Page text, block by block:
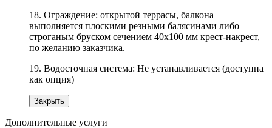
18. Ограждение: открытой террасы, балкона
выполняется плоскими резными балясинами либо
строганым бруском сечением 40х100 мм крест-накрест,
по желанию заказчика.
19. Водосточная система: Не устанавливается (доступна
как опция)
Закрыть
Дополнительные услуги